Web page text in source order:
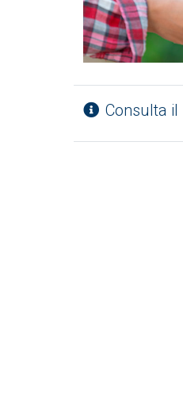
Consulta il